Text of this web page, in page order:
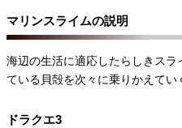
マリンスライムの説明
海辺の生活に適応したらしきス
ている貝殻を次々に乗りかえてい
ドラクエ3